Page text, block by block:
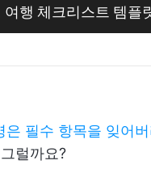
여행 체크리스트 템플
은 필수 항목을 잊어
럴까요?